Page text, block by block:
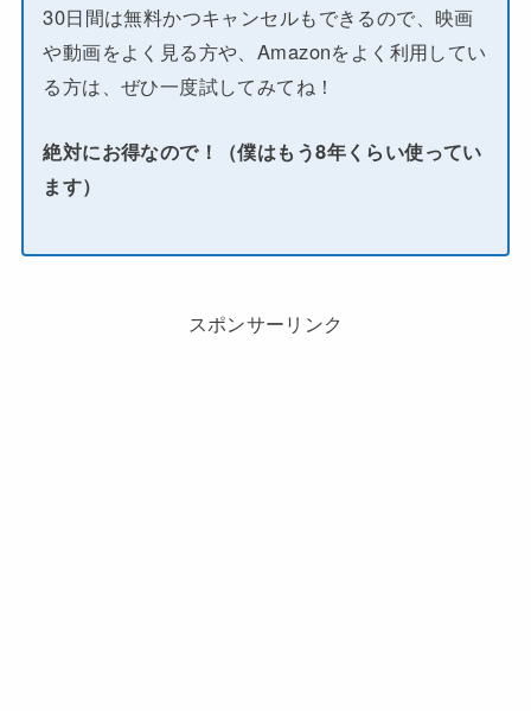
30日間は無料かつキャンセルもできるので、映画
や動画をよく見る方や、Amazonをよく利用してい
る方は、ぜひ一度試してみてね！
絶対にお得なので！（僕はもう8年くらい使ってい
ます）
スポンサーリンク